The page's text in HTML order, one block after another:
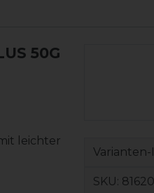
50G
leichter
Varianten-
SKU: